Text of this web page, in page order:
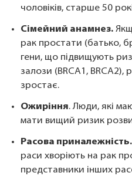
чоловіків, старше 50
Сімейний анамнез.
рак простати (батько,
гени, що підвищують
залози (BRCA1, BRCA2),
зростає.
Ожиріння. Люди, які
мати вищий ризик
Расова приналежність.
раси хворіють на рак
представники інших